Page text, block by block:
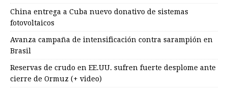
China entrega a Cuba nuevo donativo de sistemas
fotovoltaicos
Avanza campaña de intensificación contra sarampión en
Brasil
Reservas de crudo en EE.UU. sufren fuerte desplome ante
cierre de Ormuz (+ video)